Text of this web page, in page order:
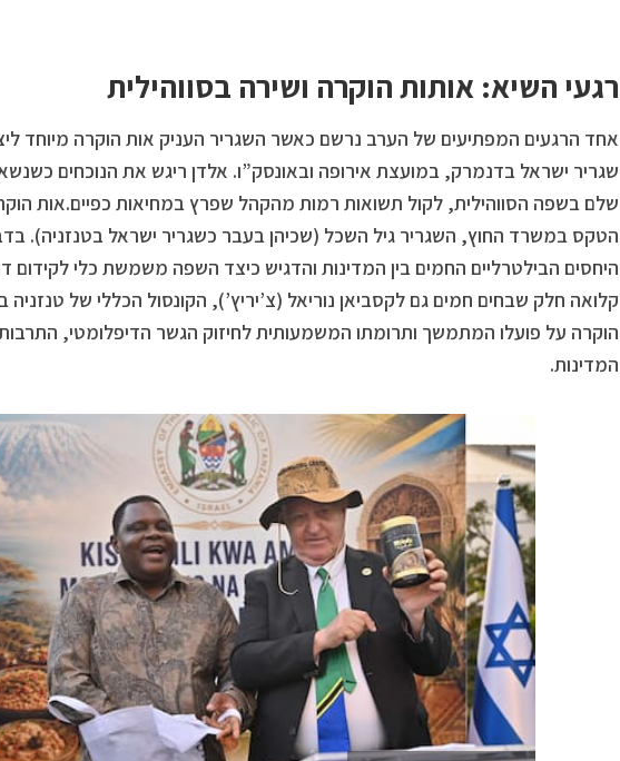
רגעי השיא: אותות הוקרה ושירה בסווהילית
אחד הרגעים המפתיעים של הערב נרשם כאשר השגריר העניק אות הוקרה מיוחד
שגריר ישראל בדנמרק, במועצת אירופה ובאונסק”ו. אלדן ריגש את הנוכחים
שלם בשפה הסווהילית, לקול תשואות רמות מהקהל שפרץ במחיאות כפיים.אות
הטקס במשרד החוץ, השגריר גיל השכל (שכיהן בעבר כשגריר ישראל בטנזניה).
היחסים הבילטרליים החמים בין המדינות והדגיש כיצד השפה משמשת כלי לקידום
קלואה חלק שבחים חמים גם לקסביאן נוריאל (צ’יריץ’), הקונסול הכללי של טנזניה
הוקרה על פועלו המתמשך ותרומתו המשמעותית לחיזוק הגשר הדיפלומטי, התרבותי
המדינות.